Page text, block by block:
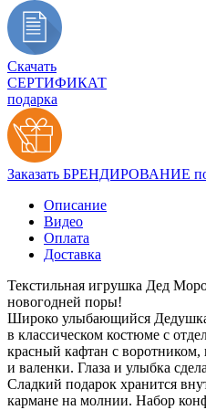
Скачать
СЕРТИФИКАТ
подарка
Заказать БРЕНДИРОВАНИЕ
Описание
Видео
Оплата
Доставка
Текстильная игрушка Дед
новогодней поры!
Широко улыбающийся
в классическом костюме с
красный кафтан с
и валенки. Глаза и улыбка
Сладкий подарок хранится
кармане на молнии. Набор